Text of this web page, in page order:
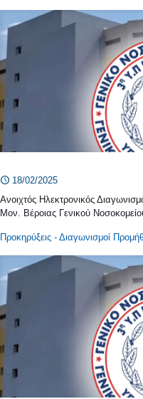
18/02/2025
Ανοιχτός Ηλεκτρονικός
Μον. Βέροιας Γενικού
Προκηρύξεις - Διαγωνισμοί